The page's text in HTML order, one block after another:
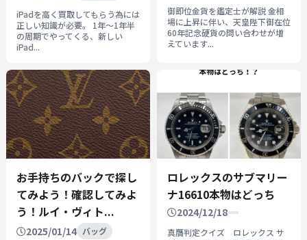
iPadを高く買取してもらう為には
正しい知識が必要。 1年～1年半
の周期でやってくる、新しい
iPad...
御即位金貨を鑑定士が解説 金相
場に上昇に伴い、天皇陛下御在位
60年記念硬貨の問い合わせが増
えています...
お手持ちのバックで探し
てみよう！確認してみよ
う！ルイ・ヴィト...
2025/01/14 バッグ
ロレックスのサブマリー
ナ16610本物はどっち
2024/12/18
真贋判定クイズ ロレックス サ